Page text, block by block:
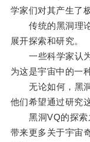
学家们对其产生了
传统的黑洞理论
展开探索和研究。
一些科学家认为
为这是宇宙中的一
无论如何，黑洞
他们希望通过研究
黑洞VQ的探索
带来更多关于宇宙